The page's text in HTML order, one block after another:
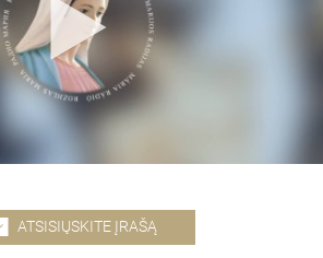
ATSISIŲSKITE ĮRAŠĄ